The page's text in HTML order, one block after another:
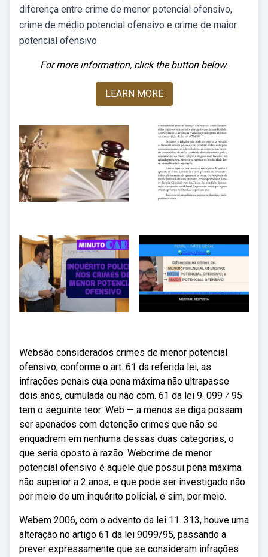
diferença entre crime de menor potencial ofensivo,
crime de médio potencial ofensivo e crime de maior
potencial ofensivo
For more information, click the button below.
LEARN MORE
Websão considerados crimes de menor potencial
ofensivo, conforme o art. 61 da referida lei, as
infrações penais cuja pena máxima não ultrapasse
dois anos, cumulada ou não com. 61 da lei 9. 099 ⁄ 95
tem o seguinte teor: Web — a menos se diga possam
ser apenados com detenção crimes que não se
enquadrem em nenhuma dessas duas categorias, o
que seria oposto à razão. Webcrime de menor
potencial ofensivo é aquele que possui pena máxima
não superior a 2 anos, e que pode ser investigado não
por meio de um inquérito policial, e sim, por meio.
Webem 2006, com o advento da lei 11. 313, houve uma
alteração no artigo 61 da lei 9099/95, passando a
prever expressamente que se consideram infrações